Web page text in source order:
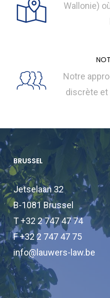
Wallonie)
Notre
discrète et
BRUSSEL
Jetselaan 32
B-1081 Brussel
T +32 2 747 47 74
F +32 2 747 47 75
info@lauwers-law.be